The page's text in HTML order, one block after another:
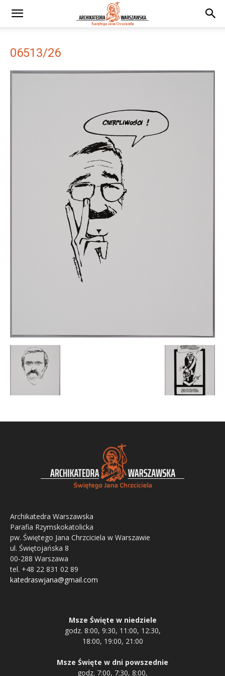
06513/26
Archikatedra Warszawska
Parafia Rzymskokatolicka
pw. Świętego Jana Chrzciciela w Warszawie
ul. Świętojańska 8
00-288 Warszawa
tel. +48 22 831 02 89
katedraswjana@gmail.com
Msze Święte w niedziele
godz. 8:00, 9:30, 11:00, 12:30,
18:00, 19:00, 21:00
Msze Święte w dni powszednie
godz. 7:00, 7:30, 8:00,